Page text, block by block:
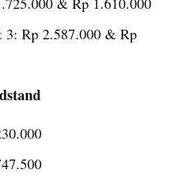
3: Rp 2.587.000 & Rp